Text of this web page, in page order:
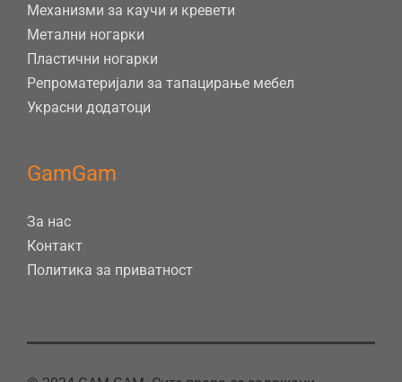
Механизми за каучи и кревети
Метални ногарки
Пластични ногарки
Репроматеријали за тапацирање мебел
Украсни додатоци
GamGam
За нас
Контакт
Политика за приватност